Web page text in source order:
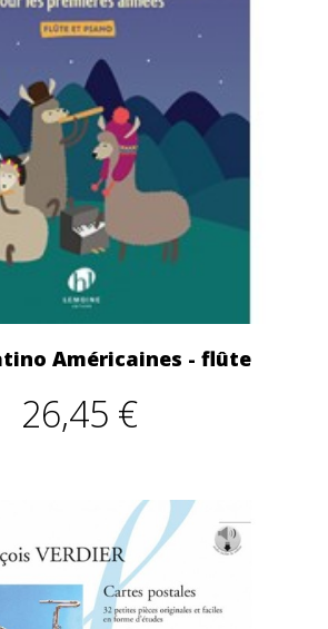
Américaines - flûte
26,45 €